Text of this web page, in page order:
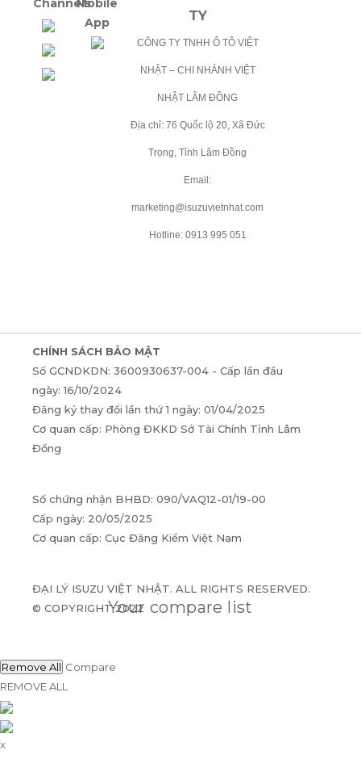
ChannelsMobile
App
TY
CÔNG TY TNHH Ô TÔ VIỆT
NHẬT – CHI NHÁNH VIỆT
NHẬT LÂM ĐỒNG
Địa chỉ: 76 Quốc lộ 20, Xã Đức
Trọng, Tỉnh Lâm Đồng
Email:
marketing@isuzuvietnhat.com
Hotline: 0913 995 051
CHÍNH SÁCH BẢO MẬT
Số GCNDKDN: 3600930637-004 - Cấp lần đầu
ngày: 16/10/2024
Đăng ký thay đổi lần thứ 1 ngày: 01/04/2025
Cơ quan cấp: Phòng ĐKKD Sở Tài Chính Tỉnh Lâm
Đồng
Số chứng nhận BHBD: 090/VAQ12-01/19-00
Cấp ngày: 20/05/2025
Cơ quan cấp: Cục Đăng Kiểm Việt Nam
ĐẠI LÝ ISUZU VIỆT NHẬT. ALL RIGHTS RESERVED.
© COPYRIGHT 2022Your compare list
Remove All Compare
REMOVE ALL
x